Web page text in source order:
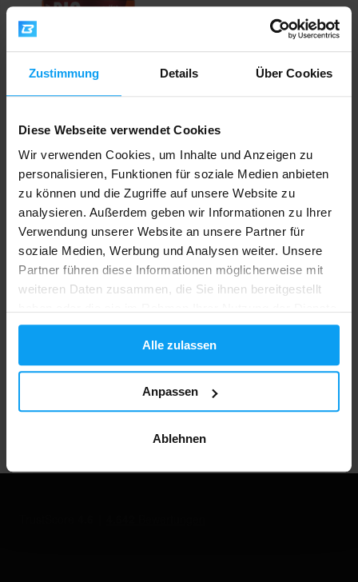
Zustimmung Details Über Cookies
Diese Webseite verwendet Cookies
Wir verwenden Cookies, um Inhalte und Anzeigen zu
personalisieren, Funktionen für soziale Medien anbieten
zu können und die Zugriffe auf unsere Website zu
analysieren. Außerdem geben wir Informationen zu Ihrer
Verwendung unserer Website an unsere Partner für
soziale Medien, Werbung und Analysen weiter. Unsere
Partner führen diese Informationen möglicherweise mit
weiteren Daten zusammen, die Sie ihnen bereitgestellt
gesammelt haben.
Alle zulassen
Anpassen
Ablehnen
Salty Toffee 220 g
7,69
AUF LAGER- NUR NOCH WENIGE ARTIKEL
VERFÜGBAR
Schneller Versand
Über 3000 Produkte auf Lager
1.000.000+ Kunden